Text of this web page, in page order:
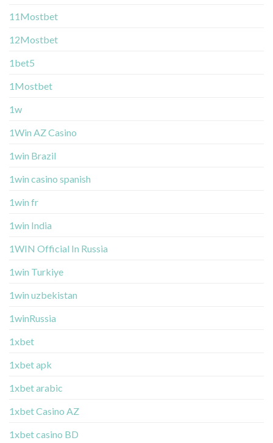
11Mostbet
12Mostbet
1bet5
1Mostbet
1w
1Win AZ Casino
1win Brazil
1win casino spanish
1win fr
1win India
1WIN Official In Russia
1win Turkiye
1win uzbekistan
1winRussia
1xbet
1xbet apk
1xbet arabic
1xbet Casino AZ
1xbet casino BD